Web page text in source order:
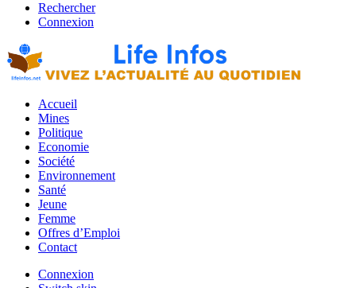
Rechercher
Connexion
Accueil
Mines
Politique
Economie
Société
Environnement
Santé
Jeune
Femme
Offres d’Emploi
Contact
Connexion